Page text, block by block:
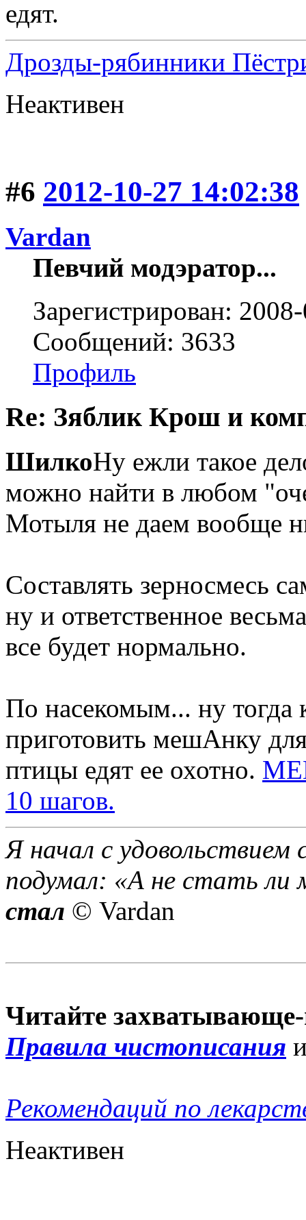
едят.
Дрозды-рябинники
Неактивен
#6 2012-10-27 14:02:38
Vardan
Певчий модэратор...
Зарегистрирован:
Сообщений: 3633
Профиль
Re: Зяблик Крош и
ШилкоНу ежли такое
можно найти в любом
Мотыля не даем вообще
Составлять зерносмесь
ну и ответственное
все будет нормально.
По насекомым... ну тогда
приготовить мешАнку
птицы едят ее охотно.
10 шагов.
Я начал с
подумал: «А не стать ли
стал © Vardan
Читайте
Правила чистописания
Рекомендаций по
Неактивен